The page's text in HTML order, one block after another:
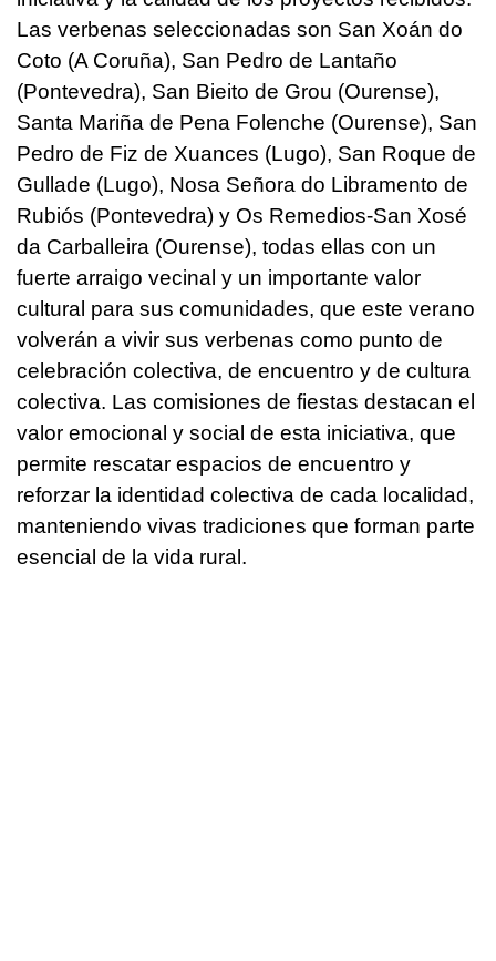
Las verbenas seleccionadas son San Xoán do
Coto (A Coruña), San Pedro de Lantaño
(Pontevedra), San Bieito de Grou (Ourense),
Santa Mariña de Pena Folenche (Ourense), San
Pedro de Fiz de Xuances (Lugo), San Roque de
Gullade (Lugo), Nosa Señora do Libramento de
Rubiós (Pontevedra) y Os Remedios-San Xosé
da Carballeira (Ourense), todas ellas con un
fuerte arraigo vecinal y un importante valor
cultural para sus comunidades, que este verano
volverán a vivir sus verbenas como punto de
celebración colectiva, de encuentro y de cultura
colectiva. Las comisiones de fiestas destacan el
valor emocional y social de esta iniciativa, que
permite rescatar espacios de encuentro y
reforzar la identidad colectiva de cada localidad,
manteniendo vivas tradiciones que forman parte
esencial de la vida rural.